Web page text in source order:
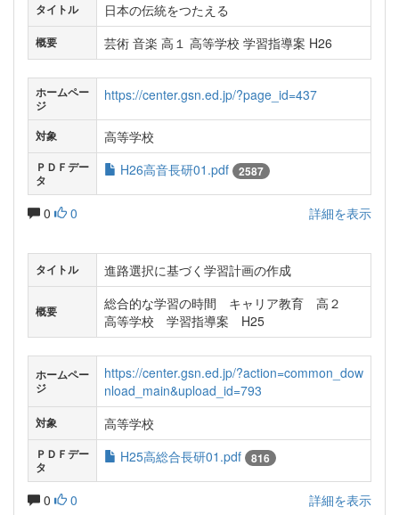
タイトル 日本の伝統をつたえる
概要 芸術 音楽 高１ 高等学校 学習指導案 H26
ホームペー
ジ
https://center.gsn.ed.jp/?page_id=437
対象 高等学校
ＰＤＦデー
タ
H26高音長研01.pdf 2587
0 0 詳細を表示
タイトル 進路選択に基づく学習計画の作成
概要
総合的な学習の時間 キャリア教育 高２
高等学校 学習指導案 H25
ホームペー
ジ
https://center.gsn.ed.jp/?action=common_dow
nload_main&upload_id=793
対象 高等学校
ＰＤＦデー
タ
H25高総合長研01.pdf 816
0 0 詳細を表示